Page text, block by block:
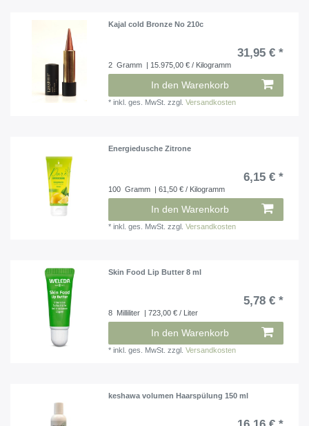
Kajal cold Bronze No 210c
31,95 € *
2 Gramm | 15.975,00 € / Kilogramm
In den Warenkorb
*inkl. ges. MwSt. zzgl.Versandkosten
Energiedusche Zitrone
6,15 € *
100 Gramm | 61,50 € / Kilogramm
In den Warenkorb
*inkl. ges. MwSt. zzgl.Versandkosten
Skin Food Lip Butter 8 ml
5,78 € *
8 Milliliter | 723,00 € / Liter
In den Warenkorb
*inkl. ges. MwSt. zzgl.Versandkosten
keshawa volumen Haarspülung 150 ml